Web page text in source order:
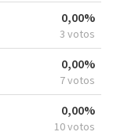
0,00%
3 votos
0,00%
7 votos
0,00%
10 votos